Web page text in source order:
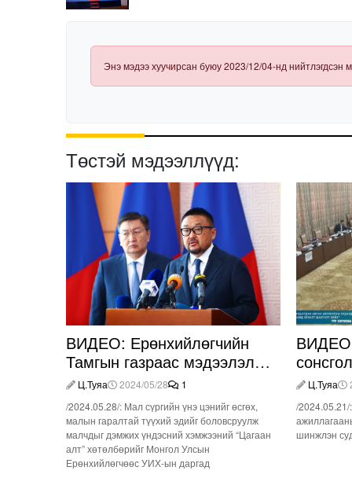
Энэ мэдээ хуучирсан буюу 2023/12/04-нд нийтлэгдсэн
Төстэй мэдээллүүд:
ВИДЕО: Ерөнхийлөгчийн
Тамгын газраас мэдээлэл
өгч байна
Ц.Туяа 2024/05/28
1
/2024.05.28/: Мал сүргийн үнэ цэнийг өсгөх,
малын гаралтай түүхий эдийг боловсруулж
малчдыг дэмжих үндэсний хэмжээний “Цагаан
алт” хөтөлбөрийг Монгол Улсын
Ерөнхийлөгчөөс УИХ-ын даргад
Ц.Туяа
/
шинжлэн